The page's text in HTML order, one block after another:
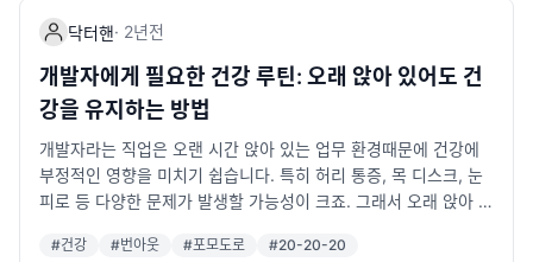
코딩 테스트를 보는 곳을 지원한다면 오랜만에 면접을 보게 되면
당황할 수 있으므로 미리 준비하는 것이 중요합니다. 코딩 테스트
준비 방법 프로그래머스, 백준, 코딩테스트 대비 문제 연습하기 자
료구조, 알고리즘 (정렬, 탐색, DP, BFS/DFS 등) 개념 복습하기 S
QL 문제 및 DB 설계 연습하기 JavaScript, Python, Java 등 사
용하는 언어의 최신 트렌드 파악하기 기술 면접 대비 프로젝트 경
험을 기반으로 예상 질문 정리하기 CS 기본 지식 복습 (운영체제,
네트워크, 디자인 패턴 등) 모의 면접 진행해보기 (동료 개발자나
면접 방식 분석하기 4. 희망하는 기업 리서치하기 막연하게 여러
는 자주 사용되는 주요 설정들입니다. target JavaScript로 트랜
스파일링될 ECMAScript 버전을 설정합니다. 예: "ES5", "ES6",
"ES2020" module 모듈 시스템을 정의합니다. 예: "CommonJ
S", "ESNext", "AMD" Tip: Node.js 환경에서는 CommonJS를,
최신 브라우저에서는 ESNext를 주로 사용합니다. strict TypeSc
ript의 모든 엄격 모드를 활성화합니다. 엄격 모드가 활성화되면
문법 검사를 강력하게 해줍니다. paths와 baseUrl 프로젝트 내에
서 모듈을 더 간단히 import할 수 있도록 도와줍니다. { "compile
["src/components/*"] } } } 위 설정으로 다음과 같은 단축 impo
공하고 있습니다. 이런 기능은 특히 서버리스(Serverless) 환경에
서 애플리케이션을 개발하는 데 유용합니다. 이번 글에서는 최근
강화된 Queue, Cron, Background Tasks에 대해서 소개합니
다. 새로운 기능 살펴보기 1. Queue Queue는 작업을 대기열에
추가하고 순차적으로 실행할 수 있는 기능입니다. 복잡한 작업을
관리하거나, 대량의 데이터를 처리할 때 유용합니다. 예제 코드: i
mport { createQueue } from 'supabase-functions'; const q
ueue = createQueue('email-sender'); queue.on('process', a
Queue는 Deno 환경에서 실행되며, 작업의 실패와 재시도를 자동
닥터핸· 2년전
개발자에게 필요한 건강 루틴: 오래 앉아 있어도 건
강을 유지하는 방법
개발자라는 직업은 오랜 시간 앉아 있는 업무 환경때문에 건강에
부정적인 영향을 미치기 쉽습니다. 특히 허리 통증, 목 디스크, 눈
피로 등 다양한 문제가 발생할 가능성이 크죠. 그래서 오래 앉아 있
까 합니다. 1. 앉아 있는 시간을 줄이는 방법 개발을 하다보면 오랜
#건강 #번아웃 #포모도로 #20-20-20